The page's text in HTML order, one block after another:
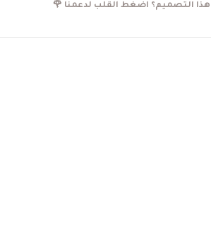
التصميم؟ اضغط القلب لدعمنا 🌹